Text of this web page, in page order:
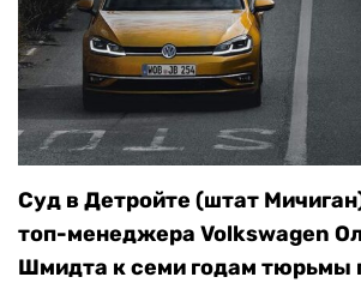
Суд в Детройте (штат
топ-менеджера Volkswagen
Шмидта к семи годам тюрьмы